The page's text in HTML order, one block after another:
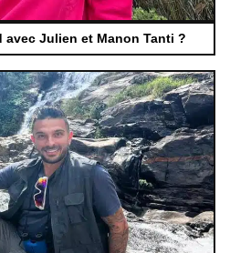
Julien et Manon Tanti ?